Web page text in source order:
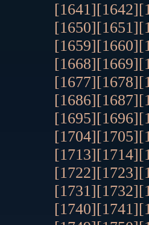
[1641][1642]
[1650][1651]
[1659][1660]
[1668][1669]
[1677][1678]
[1686][1687]
[1695][1696]
[1704][1705]
[1713][1714]
[1722][1723]
[1731][1732]
[1740][1741]